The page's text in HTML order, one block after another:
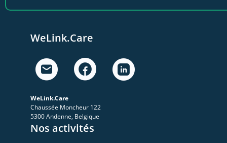
WeLink.Care
WeLink.Care
Chaussée Moncheur 122
5300 Andenne, Belgique
Nos activités